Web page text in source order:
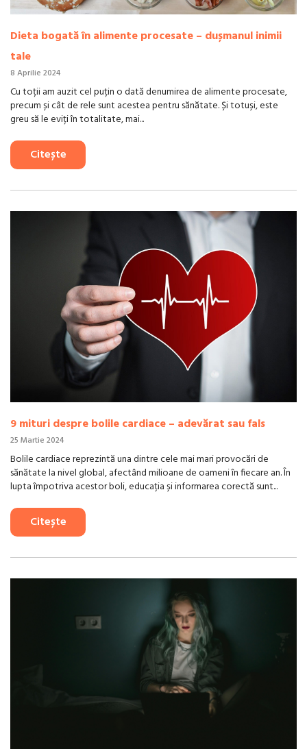
Dieta bogată în alimente procesate – dușmanul inimii
tale
8 Aprilie 2024
Cu toții am auzit cel puțin o dată denumirea de alimente procesate,
precum și cât de rele sunt acestea pentru sănătate. Și totuși, este
greu să le eviți în totalitate, mai...
Citește
9 mituri despre bolile cardiace – adevărat sau fals
25 Martie 2024
Bolile cardiace reprezintă una dintre cele mai mari provocări de
sănătate la nivel global, afectând milioane de oameni în fiecare an. În
lupta împotriva acestor boli, educația și informarea corectă sunt...
Citește